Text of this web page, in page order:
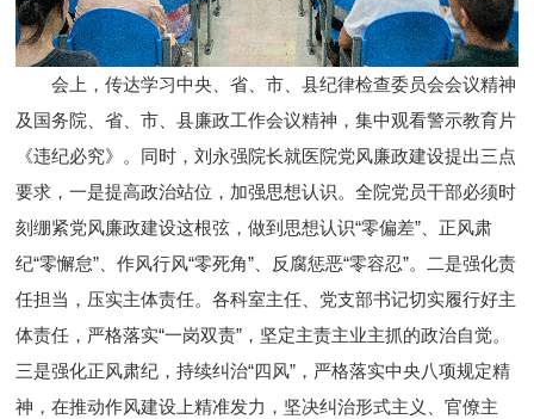
会上，传达学习中央、省、市、县纪律检查委员会会议精神
及国务院、省、市、县廉政工作会议精神，集中观看警示教育片
《违纪必究》。同时，刘永强院长就医院党风廉政建设提出三点
要求，一是提高政治站位，加强思想认识。全院党员干部必须时
刻绷紧党风廉政建设这根弦，做到思想认识“零偏差”、正风肃
纪“零懈怠”、作风行风“零死角”、反腐惩恶“零容忍”。二是强化责
任担当，压实主体责任。各科室主任、党支部书记切实履行好主
体责任，严格落实“一岗双责”，坚定主责主业主抓的政治自觉。
三是强化正风肃纪，持续纠治“四风”，严格落实中央八项规定精
神，在推动作风建设上精准发力，坚决纠治形式主义、官僚主